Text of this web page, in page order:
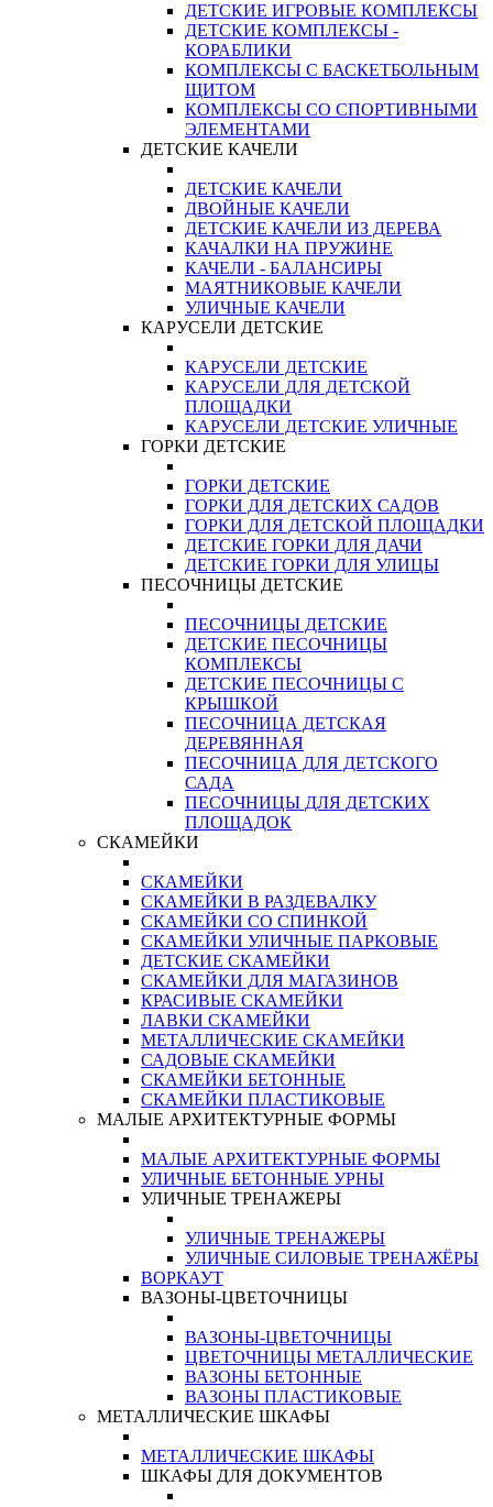
ДЕТСКИЕ ИГРОВЫЕ КОМПЛЕКСЫ
ДЕТСКИЕ КОМПЛЕКСЫ -
КОРАБЛИКИ
КОМПЛЕКСЫ С БАСКЕТБОЛЬНЫМ
ЩИТОМ
КОМПЛЕКСЫ СО СПОРТИВНЫМИ
ЭЛЕМЕНТАМИ
ДЕТСКИЕ КАЧЕЛИ
ДЕТСКИЕ КАЧЕЛИ
ДВОЙНЫЕ КАЧЕЛИ
ДЕТСКИЕ КАЧЕЛИ ИЗ ДЕРЕВА
КАЧАЛКИ НА ПРУЖИНЕ
КАЧЕЛИ - БАЛАНСИРЫ
МАЯТНИКОВЫЕ КАЧЕЛИ
УЛИЧНЫЕ КАЧЕЛИ
КАРУСЕЛИ ДЕТСКИЕ
КАРУСЕЛИ ДЕТСКИЕ
КАРУСЕЛИ ДЛЯ ДЕТСКОЙ
ПЛОЩАДКИ
КАРУСЕЛИ ДЕТСКИЕ УЛИЧНЫЕ
ГОРКИ ДЕТСКИЕ
ГОРКИ ДЕТСКИЕ
ГОРКИ ДЛЯ ДЕТСКИХ САДОВ
ГОРКИ ДЛЯ ДЕТСКОЙ ПЛОЩАДКИ
ДЕТСКИЕ ГОРКИ ДЛЯ ДАЧИ
ДЕТСКИЕ ГОРКИ ДЛЯ УЛИЦЫ
ПЕСОЧНИЦЫ ДЕТСКИЕ
ПЕСОЧНИЦЫ ДЕТСКИЕ
ДЕТСКИЕ ПЕСОЧНИЦЫ
КОМПЛЕКСЫ
ДЕТСКИЕ ПЕСОЧНИЦЫ С
КРЫШКОЙ
ПЕСОЧНИЦА ДЕТСКАЯ
ДЕРЕВЯННАЯ
ПЕСОЧНИЦА ДЛЯ ДЕТСКОГО
САДА
ПЕСОЧНИЦЫ ДЛЯ ДЕТСКИХ
ПЛОЩАДОК
СКАМЕЙКИ
СКАМЕЙКИ
СКАМЕЙКИ В РАЗДЕВАЛКУ
СКАМЕЙКИ СО СПИНКОЙ
СКАМЕЙКИ УЛИЧНЫЕ ПАРКОВЫЕ
ДЕТСКИЕ СКАМЕЙКИ
СКАМЕЙКИ ДЛЯ МАГАЗИНОВ
КРАСИВЫЕ СКАМЕЙКИ
ЛАВКИ СКАМЕЙКИ
МЕТАЛЛИЧЕСКИЕ СКАМЕЙКИ
САДОВЫЕ СКАМЕЙКИ
СКАМЕЙКИ БЕТОННЫЕ
СКАМЕЙКИ ПЛАСТИКОВЫЕ
МАЛЫЕ АРХИТЕКТУРНЫЕ ФОРМЫ
МАЛЫЕ АРХИТЕКТУРНЫЕ ФОРМЫ
УЛИЧНЫЕ БЕТОННЫЕ УРНЫ
УЛИЧНЫЕ ТРЕНАЖЕРЫ
УЛИЧНЫЕ ТРЕНАЖЕРЫ
УЛИЧНЫЕ СИЛОВЫЕ ТРЕНАЖЁРЫ
ВОРКАУТ
ВАЗОНЫ-ЦВЕТОЧНИЦЫ
ВАЗОНЫ-ЦВЕТОЧНИЦЫ
ЦВЕТОЧНИЦЫ МЕТАЛЛИЧЕСКИЕ
ВАЗОНЫ БЕТОННЫЕ
ВАЗОНЫ ПЛАСТИКОВЫЕ
МЕТАЛЛИЧЕСКИЕ ШКАФЫ
МЕТАЛЛИЧЕСКИЕ ШКАФЫ
ШКАФЫ ДЛЯ ДОКУМЕНТОВ